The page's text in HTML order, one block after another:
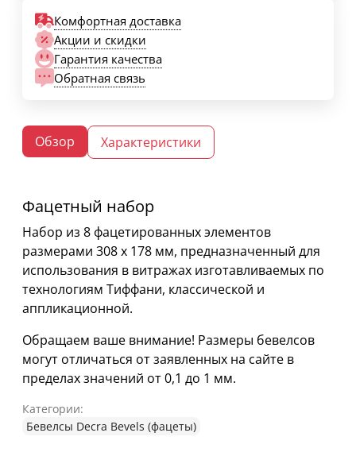
Комфортная доставка
Акции и скидки
Гарантия качества
Обратная связь
Обзор Характеристики
Фацетный набор
Набор из 8 фацетированных элементов
размерами 308 х 178 мм, предназначенный для
использования в витражах изготавливаемых по
технологиям Тиффани, классической и
аппликационной.
Обращаем ваше внимание! Размеры бевелсов
могут отличаться от заявленных на сайте в
пределах значений от 0,1 до 1 мм.
Категории:
Бевелсы Decra Bevels (фацеты)